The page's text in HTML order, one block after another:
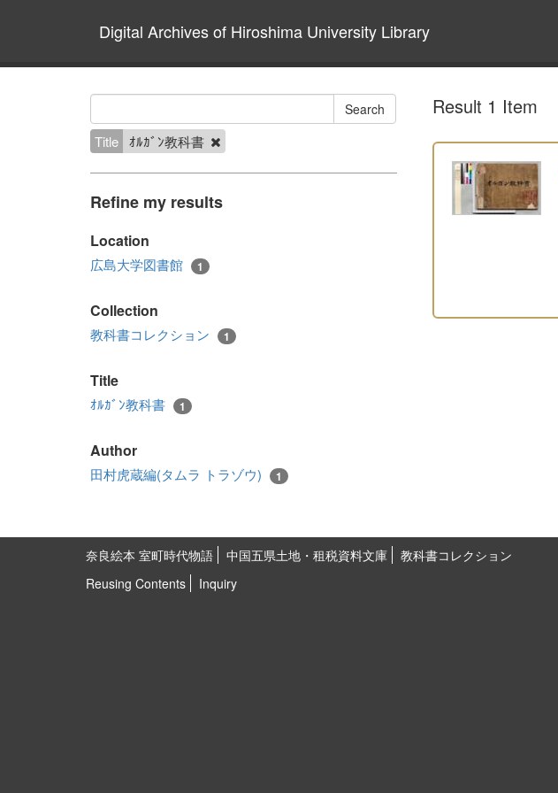
Digital Archives of Hiroshima University Library
Title ｵﾙｶﾞﾝ教科書
Refine my results
Location
広島大学図書館 1
Collection
教科書コレクション 1
Title
ｵﾙｶﾞﾝ教科書 1
Author
田村虎蔵編(タムラ トラゾウ) 1
Result 1 Item
奈良絵本 室町時代物語 中国五県土地・租税資料文庫
教科書コレクション
Reusing Contents
Inquiry